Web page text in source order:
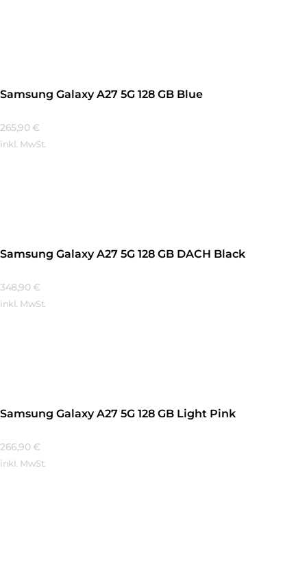
Samsung Galaxy A27 5G 128 GB Blue
265,90 €
inkl. MwSt.
Samsung Galaxy A27 5G 128 GB DACH Black
348,90 €
inkl. MwSt.
Samsung Galaxy A27 5G 128 GB Light Pink
266,90 €
inkl. MwSt.